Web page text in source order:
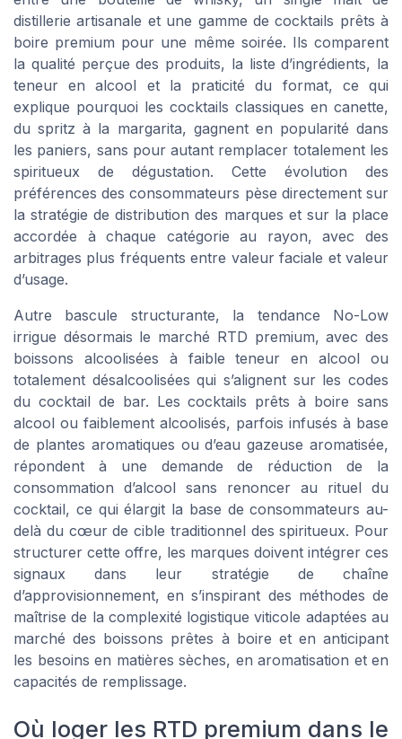
distillerie artisanale et une gamme de cocktails prêts à
boire premium pour une même soirée. Ils comparent
la qualité perçue des produits, la liste d’ingrédients, la
teneur en alcool et la praticité du format, ce qui
explique pourquoi les cocktails classiques en canette,
du spritz à la margarita, gagnent en popularité dans
les paniers, sans pour autant remplacer totalement les
spiritueux de dégustation. Cette évolution des
préférences des consommateurs pèse directement sur
la stratégie de distribution des marques et sur la place
accordée à chaque catégorie au rayon, avec des
arbitrages plus fréquents entre valeur faciale et valeur
d’usage.
Autre bascule structurante, la tendance No-Low
irrigue désormais le marché RTD premium, avec des
boissons alcoolisées à faible teneur en alcool ou
totalement désalcoolisées qui s’alignent sur les codes
du cocktail de bar. Les cocktails prêts à boire sans
alcool ou faiblement alcoolisés, parfois infusés à base
de plantes aromatiques ou d’eau gazeuse aromatisée,
répondent à une demande de réduction de la
consommation d’alcool sans renoncer au rituel du
cocktail, ce qui élargit la base de consommateurs au-
delà du cœur de cible traditionnel des spiritueux. Pour
structurer cette offre, les marques doivent intégrer ces
signaux dans leur stratégie de chaîne
d’approvisionnement, en s’inspirant des méthodes de
maîtrise de la complexité logistique viticole adaptées au
marché des boissons prêtes à boire et en anticipant
les besoins en matières sèches, en aromatisation et en
capacités de remplissage.
Où loger les RTD premium dans le